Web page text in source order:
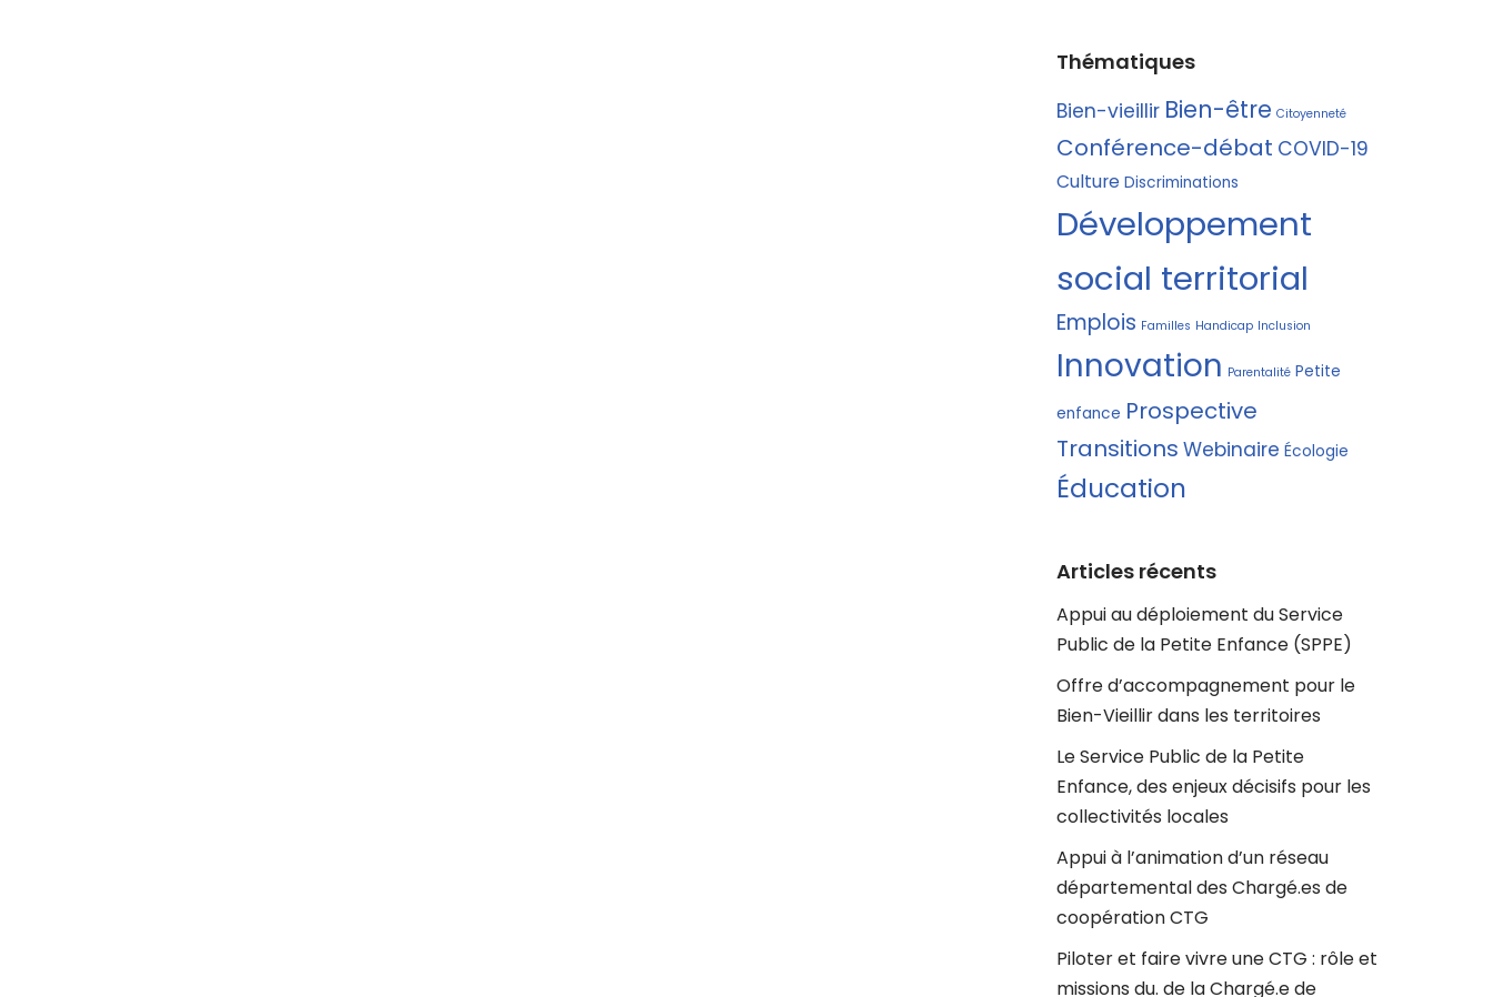
Thématiques
Bien-vieillir Bien-être Citoyenneté
Conférence-débat COVID-19
Culture Discriminations
Développement
social territorial
Emplois Familles Handicap Inclusion
Innovation Parentalité Petite
enfance Prospective
Transitions Webinaire Écologie
Éducation
Articles récents
Appui au déploiement du Service
Public de la Petite Enfance (SPPE)
Offre d’accompagnement pour le
Bien-Vieillir dans les territoires
Le Service Public de la Petite
Enfance, des enjeux décisifs pour les
collectivités locales
Appui à l’animation d’un réseau
départemental des Chargé.es de
coopération CTG
Piloter et faire vivre une CTG : rôle et
missions du. de la Chargé.e de